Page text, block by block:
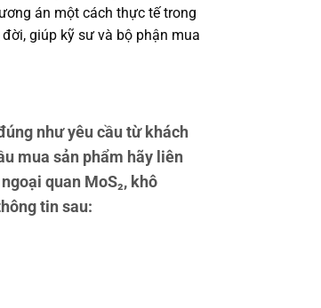
án một cách thực tế trong
giúp kỹ sư và bộ phận mua
như yêu cầu từ khách
mua sản phẩm hãy liên
quan MoS₂, khô
tin sau: